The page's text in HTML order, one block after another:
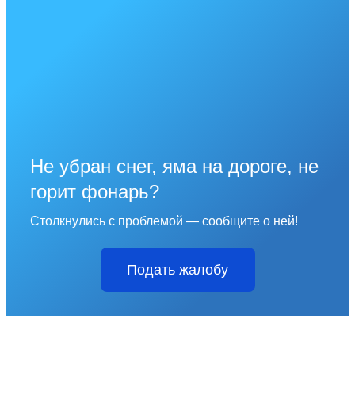
Не убран снег, яма на дороге, не
горит фонарь?
Столкнулись с проблемой — сообщите о ней!
Подать жалобу